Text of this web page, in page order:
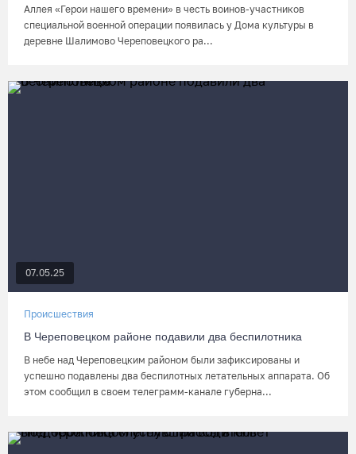
Аллея «Герои нашего времени» в честь воинов-участников
специальной военной операции появилась у Дома культуры в
деревне Шалимово Череповецкого ра...
07.05.25
Происшествия
В Череповецком районе подавили два беспилотника
В небе над Череповецким районом были зафиксированы и
успешно подавлены два беспилотных летательных аппарата. Об
этом сообщил в своем телеграмм-канале губерна...